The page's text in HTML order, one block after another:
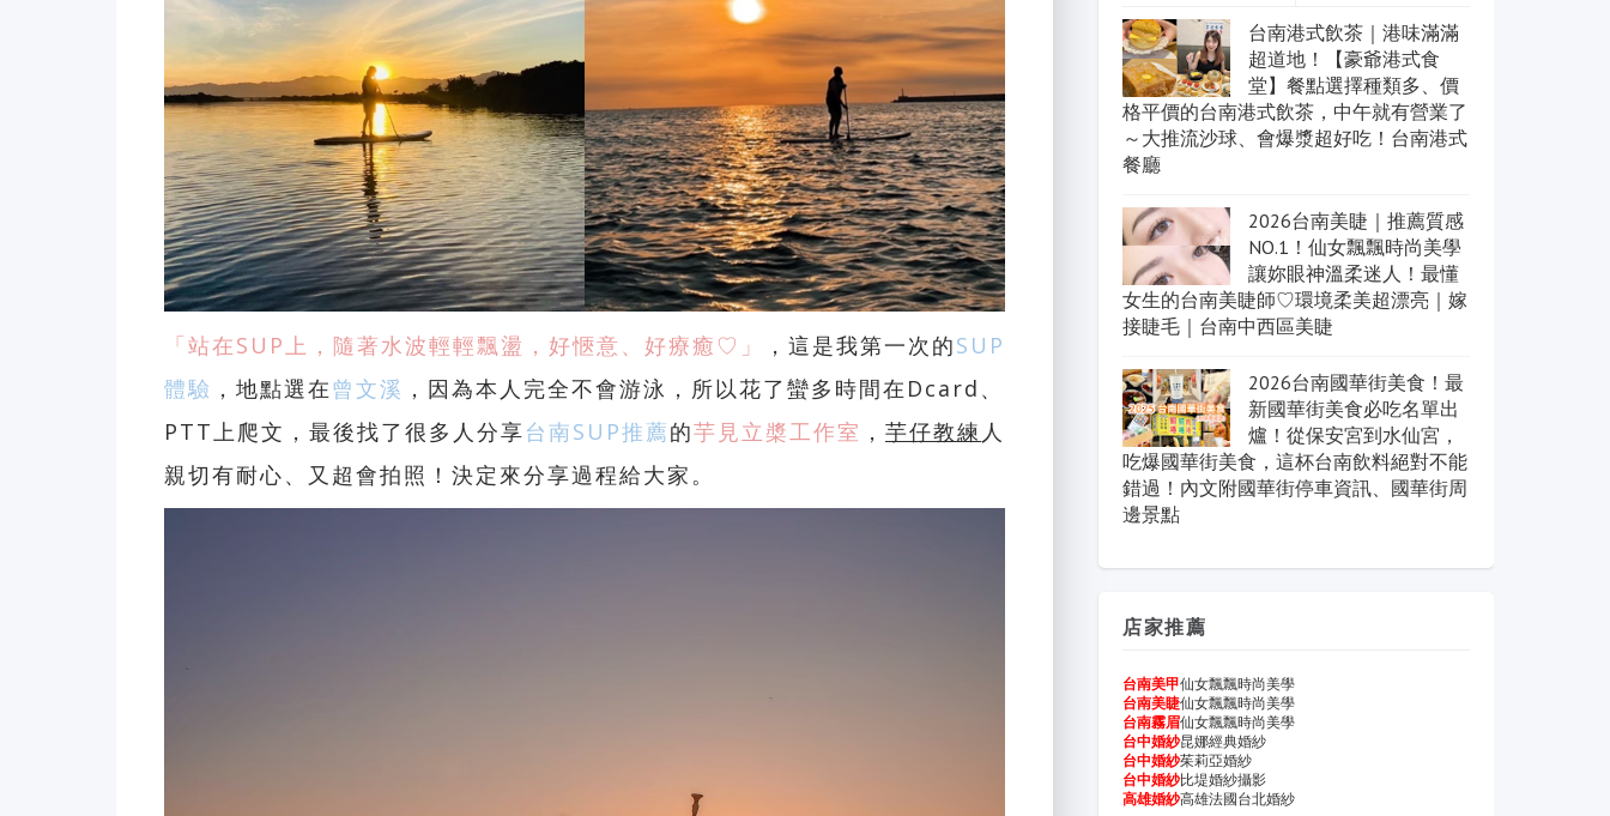
「站在SUP上，隨著水波輕輕飄盪，好愜意、好療癒♡」 ，這是我第一次的SUP
體驗 ，地點選在曾文溪 ，因為本人完全不會游泳，所以花了蠻多時間在Dcard、
PTT上爬文，最後找了很多人分享台南SUP推薦的芋見立槳工作室 ， 芋仔教練 人
親切有耐心、又超會拍照！決定來分享過程給大家。
台南港式飲茶｜港味滿滿
超道地！【豪爺港式食
堂】餐點選擇種類多、價
格平價的台南港式飲茶，中午就有營業了
～大推流沙球、會爆漿超好吃！台南港式
餐廳
2026台南美睫｜推薦質感
NO.1！仙女飄飄時尚美學
讓妳眼神溫柔迷人！最懂
女生的台南美睫師♡環境柔美超漂亮｜嫁
接睫毛｜台南中西區美睫
2026台南國華街美食！最
新國華街美食必吃名單出
爐！從保安宮到水仙宮，
吃爆國華街美食，這杯台南飲料絕對不能
錯過！內文附國華街停車資訊、國華街周
邊景點
店家推薦
台南美甲仙女飄飄時尚美學
台南美睫仙女飄飄時尚美學
台南霧眉仙女飄飄時尚美學
台中婚紗昆娜經典婚紗
台中婚紗茱莉亞婚紗
台中婚紗比堤婚紗攝影
高雄婚紗高雄法國台北婚紗